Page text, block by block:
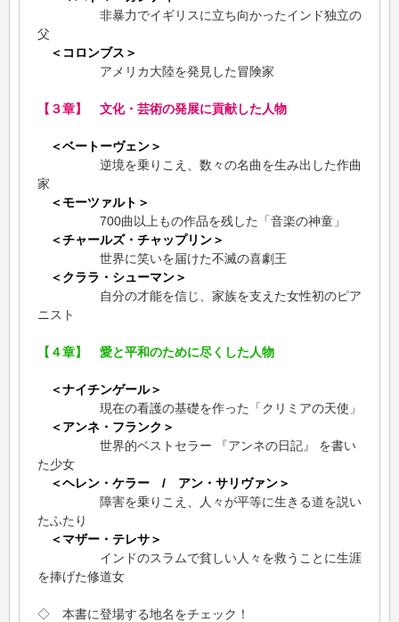
非暴力でイギリスに立ち向かったインド独立の
父
＜コロンブス＞
アメリカ大陸を発見した冒険家
【３章】 文化・芸術の発展に貢献した人物
＜ベートーヴェン＞
逆境を乗りこえ、数々の名曲を生み出した作曲
家
＜モーツァルト＞
700曲以上もの作品を残した「音楽の神童」
＜チャールズ・チャップリン＞
世界に笑いを届けた不滅の喜劇王
＜クララ・シューマン＞
自分の才能を信じ、家族を支えた女性初のピア
ニスト
【４章】 愛と平和のために尽くした人物
＜ナイチンゲール＞
現在の看護の基礎を作った「クリミアの天使」
＜アンネ・フランク＞
世界的ベストセラー 『アンネの日記』 を書い
た少女
＜ヘレン・ケラー / アン・サリヴァン＞
障害を乗りこえ、人々が平等に生きる道を説い
たふたり
＜マザー・テレサ＞
インドのスラムで貧しい人々を救うことに生涯
を捧げた修道女
◇ 本書に登場する地名をチェック！